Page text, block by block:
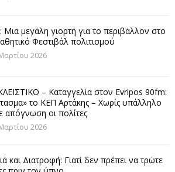
Μια μεγάλη γιορτή για το περιβάλλον στο
Φεστιβάλ πολιτισμού
2026
– Καταγγελία στον Evripos 90fm:
το ΚΕΠ Αρτάκης – Χωρίς υπάλληλο
απόγνωση οι πολίτες
2026
και Διατροφή: Γιατί δεν πρέπει να τρώτε